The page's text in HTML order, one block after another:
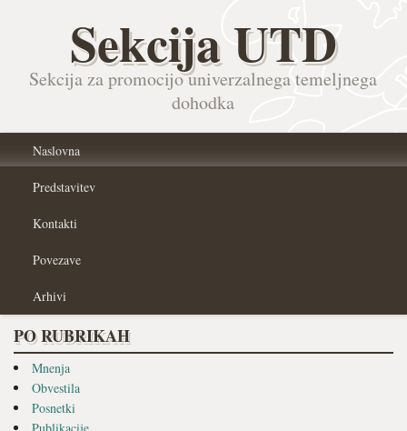
Sekcija UTD
Sekcija za promocijo univerzalnega temeljnega
dohodka
Naslovna
Predstavitev
Kontakti
Povezave
Arhivi
PO RUBRIKAH
Mnenja
Obvestila
Posnetki